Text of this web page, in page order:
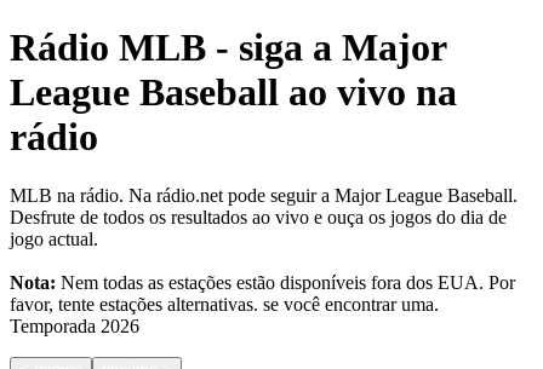
Rádio MLB - siga a Major
League Baseball ao vivo na
rádio
MLB na rádio. Na rádio.net pode seguir a Major League Baseball.
Desfrute de todos os resultados ao vivo e ouça os jogos do dia de
jogo actual.
Nota: Nem todas as estações estão disponíveis fora dos EUA. Por
favor, tente estações alternativas. se você encontrar uma.
Temporada 2026